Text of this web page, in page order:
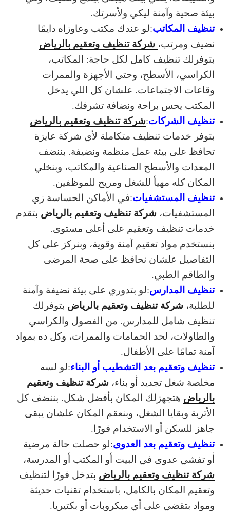
بيئة صحية وآمنة ليكي ولأسرتك.
تنظيف المكاتب:لو عندك مكتب وعاوزاه دايمًا
نضيف ومرتب، شركة تنظيف وتعقيم بالرياض
بتوفرلك تنظيف كامل لكل حاجة: المكاتب،
الكراسي، الأسطح، وحتى الأجهزة والممرات
وقاعات الاجتماعات. علشان كل اللي يدخل
المكتب يحس براحة ونضافة تشرفك.
تنظيف الشركات:شركة تنظيف وتعقيم بالرياض
بتوفر خدمات تنظيف متكاملة لأي شركة عايزة
تحافظ على بيئة عمل منظمة ونضيفة. بننضف
المعدات والأسطح الصناعية والمكاتب، وبنخلي
المكان كله مهيأ للشغل ومريح للموظفين.
تنظيف المستشفيات:في الأماكن الحساسة زي
المستشفيات، شركة تنظيف وتعقيم بالرياض بتقدم
خدمات تنظيف وتعقيم على أعلى مستوى.
بنستخدم مواد تعقيم آمنة وقوية، وبنركز على كل
التفاصيل علشان نحافظ على صحة المرضى
والطاقم الطبي.
تنظيف المدارس:لو بتدوري على بيئة نضيفة وآمنة
للطلبة، شركة تنظيف وتعقيم بالرياض بتوفرلك
تنظيف شامل للمدارس. من الفصول والكراسي
والطاولات، لحد الحمامات والممرات، وكل ده بمواد
آمنة تمامًا على الأطفال.
تنظيف وتعقيم بعد التشطيب أو البناء:لو لسه
مخلصة شغل تجديد أو بناء، شركة تنظيف وتعقيم
بالرياض هتجهزلك المكان بأفضل شكل. بننضف كل
الأتربة وبقايا الشغل، وبنعقم المكان علشان يبقى
جاهز للسكن أو الاستخدام فورًا.
تنظيف وتعقيم بعد العدوى:لو حصلت حالة مرضية
أو تفشي عدوى في البيت أو المكتب أو المدرسة،
شركة تنظيف وتعقيم بالرياض بتدخل فورًا لتنظيف
وتعقيم المكان بالكامل، باستخدام تقنيات حديثة
ومواد بتقضي على أي ميكروبات أو بكتيريا.